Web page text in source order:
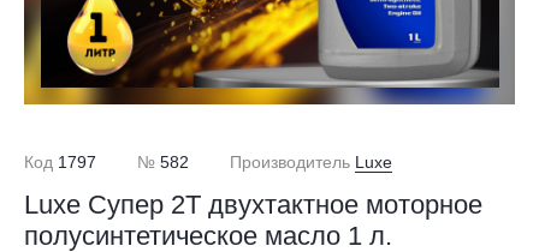
Код 1797 № 582 Производитель Luxe
Luxe Cупер 2Т двухтактное моторное
полусинтетическое масло 1 л.